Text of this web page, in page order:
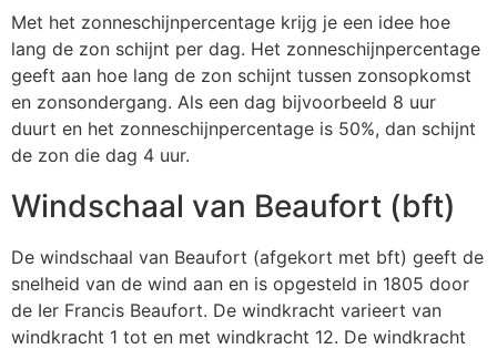
Met het zonneschijnpercentage krijg je een idee hoe
lang de zon schijnt per dag. Het zonneschijnpercentage
geeft aan hoe lang de zon schijnt tussen zonsopkomst
en zonsondergang. Als een dag bijvoorbeeld 8 uur
duurt en het zonneschijnpercentage is 50%, dan schijnt
de zon die dag 4 uur.
Windschaal van Beaufort (bft)
De windschaal van Beaufort (afgekort met bft) geeft de
snelheid van de wind aan en is opgesteld in 1805 door
de Ier Francis Beaufort. De windkracht varieert van
windkracht 1 tot en met windkracht 12. De windkracht